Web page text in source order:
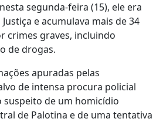
segunda-feira (15), ele era
e acumulava mais de 34
crimes graves, incluindo
de drogas.
apuradas pelas
de intensa procura policial
de um homicídio
de Palotina e de uma tentativa